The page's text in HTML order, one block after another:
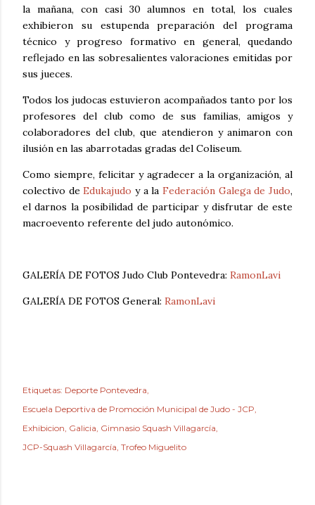
la mañana, con casi 30 alumnos en total, los cuales
exhibieron su estupenda preparación del programa
técnico y progreso formativo en general, quedando
reflejado en las sobresalientes valoraciones emitidas por
sus jueces.
Todos los judocas estuvieron acompañados tanto por los
profesores del club como de sus familias, amigos y
colaboradores del club, que atendieron y animaron con
ilusión en las abarrotadas gradas del Coliseum.
Como siempre, felicitar y agradecer a la organización, al
colectivo deEdukajudo y a laFederación Galega de Judo,
el darnos la posibilidad de participar y disfrutar de este
macroevento referente del judo autonómico.
GALERÍA DE FOTOS Judo Club Pontevedra: RamonLavi
GALERÍA DE FOTOS General: RamonLavi
Etiquetas: Deporte Pontevedra
Escuela Deportiva de Promoción Municipal de Judo - JCP
Exhibicion Galicia Gimnasio Squash Villagarcía
JCP-Squash Villagarcía Trofeo Miguelito